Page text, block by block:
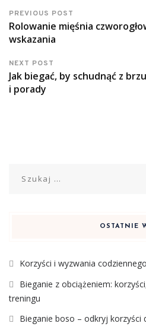
PREVIOUS POST
Rolowanie mięśnia
wskazania
NEXT POST
Jak biegać, by schudnąć z
i porady
OSTATNIE
Korzyści i wyzwania
Bieganie z obciążeniem:
treningu
Bieganie boso – odkryj korzyści